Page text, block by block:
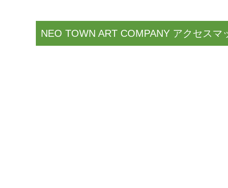
NEO TOWN ART COMPANY アクセスマ